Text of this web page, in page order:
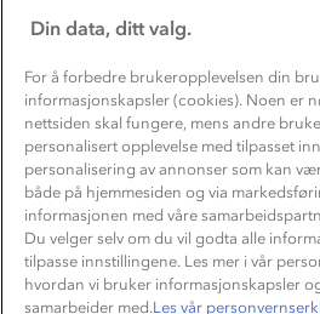
OM OSS
TIPS OG RÅD
Turmat oppskrifter
Beredskap
AKTIVITETER
Leirskole 🥾
Barnehageansatt
Tips til hyttetur
Din data, ditt valg.
For å forbedre brukeropplevelsen din
informasjonskapsler (cookies). Noen er
nettsiden skal fungere, mens andre
personalisert opplevelse med tilpasset
personalisering av annonser som kan
både på hjemmesiden og via
informasjonen med våre
Du velger selv om du vil godta alle
tilpasse innstillingene. Les mer i vår
hvordan vi bruker informasjonskapsler
samarbeider med.Les vår